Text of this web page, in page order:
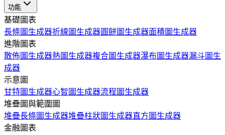
功能
基礎圖表
長條圖生成器折線圖生成器圓餅圖生成器面積圖生成器
進階圖表
散佈圖生成器熱圖生成器複合圖生成器瀑布圖生成器漏斗圖生
成器
示意圖
甘特圖生成器心智圖生成器流程圖生成器
堆疊圖與範圍圖
堆疊長條圖生成器堆疊柱狀圖生成器直方圖生成器
金融圖表